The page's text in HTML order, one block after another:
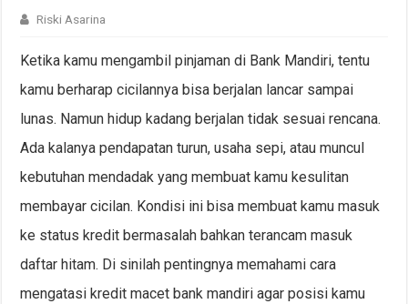
Riski Asarina
Ketika kamu mengambil pinjaman di Bank Mandiri, tentu
kamu berharap cicilannya bisa berjalan lancar sampai
lunas. Namun hidup kadang berjalan tidak sesuai rencana.
Ada kalanya pendapatan turun, usaha sepi, atau muncul
kebutuhan mendadak yang membuat kamu kesulitan
membayar cicilan. Kondisi ini bisa membuat kamu masuk
ke status kredit bermasalah bahkan terancam masuk
daftar hitam. Di sinilah pentingnya memahami cara
mengatasi kredit macet bank mandiri agar posisi kamu